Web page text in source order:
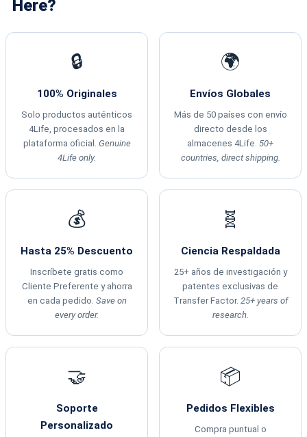
Here?
🔒
100% Originales
Solo productos auténticos
4Life, procesados en la
plataforma oficial. Genuine
4Life only.
🌍
Envíos Globales
Más de 50 países con envío
directo desde los
almacenes 4Life. 50+
countries, direct shipping.
💰
Hasta 25% Descuento
Inscríbete gratis como
Cliente Preferente y ahorra
en cada pedido. Save on
every order.
🧬
Ciencia Respaldada
25+ años de investigación y
patentes exclusivas de
Transfer Factor. 25+ years of
research.
🤝
Soporte
Personalizado
📦
Pedidos Flexibles
Compra puntual o